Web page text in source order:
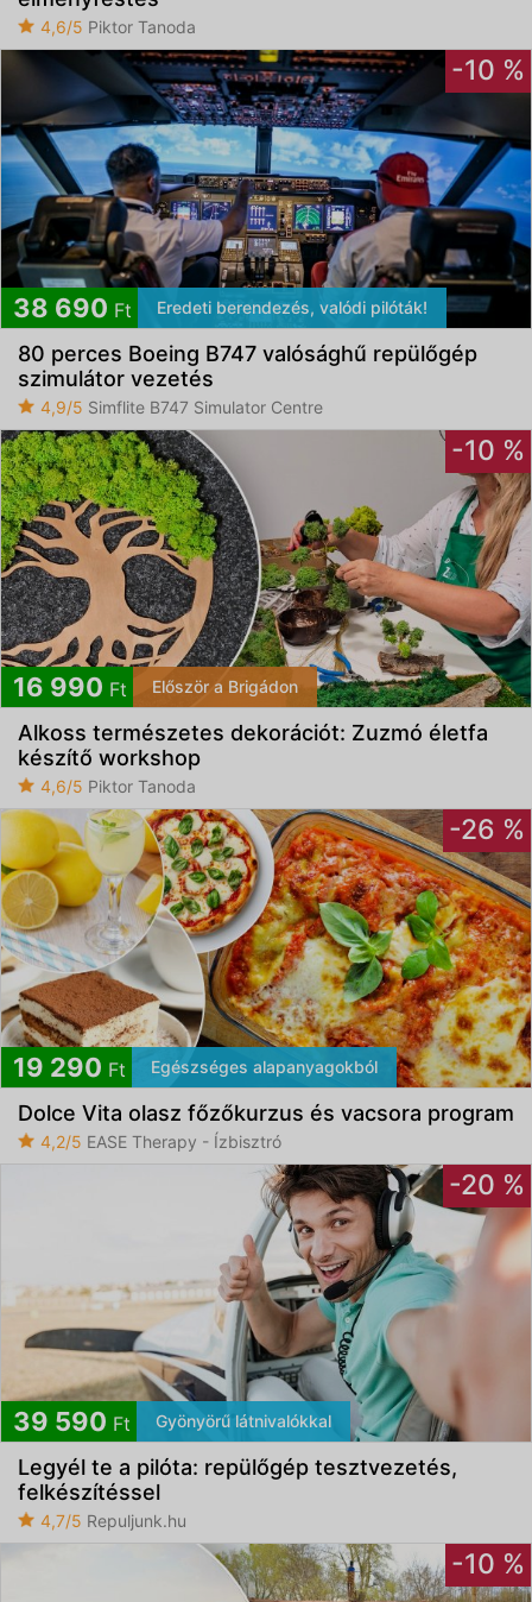
4,6/5 Piktor Tanoda
-10 %
38 690 Ft Eredeti berendezés, valódi pilóták!
80 perces Boeing B747 valósághű repülőgép
szimulátor vezetés
4,9/5 Simflite B747 Simulator Centre
-10 %
16 990 Ft Először a Brigádon
Alkoss természetes dekorációt: Zuzmó életfa
készítő workshop
4,6/5 Piktor Tanoda
-26 %
19 290 Ft Egészséges alapanyagokból
Dolce Vita olasz főzőkurzus és vacsora program
4,2/5 EASE Therapy - Ízbisztró
-20 %
39 590 Ft Gyönyörű látnivalókkal
Legyél te a pilóta: repülőgép tesztvezetés,
felkészítéssel
4,7/5 Repuljunk.hu
-10 %